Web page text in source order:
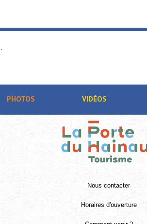
PHOTOS VIDÉOS
Nous contacter
Horaires d'ouverture